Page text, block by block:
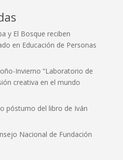
y El Bosque reciben
en Educación de Personas
Invierno “Laboratorio de
creativa en el mundo
póstumo del libro de Iván
Nacional de Fundación